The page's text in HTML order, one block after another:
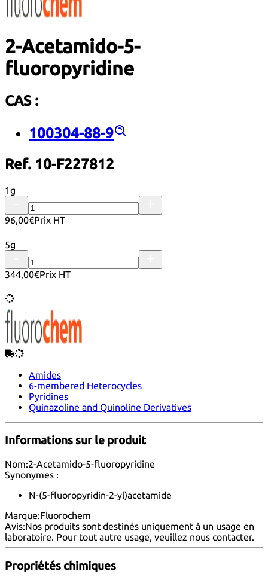
2-Acetamido-5-
fluoropyridine
CAS :
100304-88-9
Ref. 10-F227812
1g
96,00€Prix HT
5g
344,00€Prix HT
Amides
6-membered Heterocycles
Pyridines
Quinazoline and Quinoline Derivatives
Informations sur le produit
Nom:2-Acetamido-5-fluoropyridine
Synonymes :
N-(5-fluoropyridin-2-yl)acetamide
Marque:Fluorochem
Avis:Nos produits sont destinés uniquement à un usage en
laboratoire. Pour tout autre usage, veuillez nous contacter.
Propriétés chimiques